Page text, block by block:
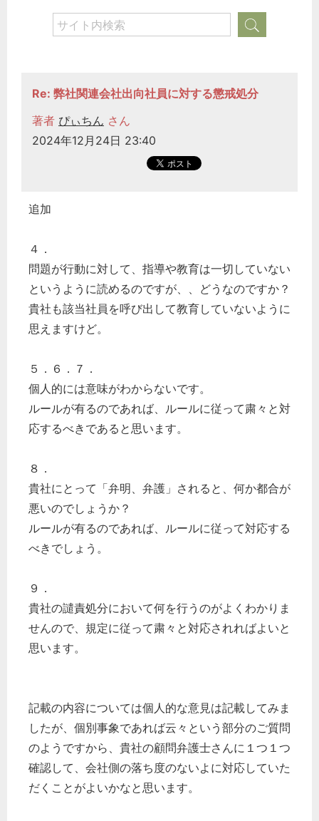
Re: 弊社関連会社出向社員に対する懲戒処分
著者 ぴぃちん さん
2024年12月24日 23:40
追加
４．
問題が行動に対して、指導や教育は一切していない
というように読めるのですが、、どうなのですか？
貴社も該当社員を呼び出して教育していないように
思えますけど。
５．６．７．
個人的には意味がわからないです。
ルールが有るのであれば、ルールに従って粛々と対
応するべきであると思います。
８．
貴社にとって「弁明、弁護」されると、何か都合が
悪いのでしょうか？
ルールが有るのであれば、ルールに従って対応する
べきでしょう。
９．
貴社の譴責処分において何を行うのがよくわかりま
せんので、規定に従って粛々と対応されればよいと
思います。
記載の内容については個人的な意見は記載してみま
したが、個別事象であれば云々という部分のご質問
のようですから、貴社の顧問弁護士さんに１つ１つ
確認して、会社側の落ち度のないよに対応していた
だくことがよいかなと思います。